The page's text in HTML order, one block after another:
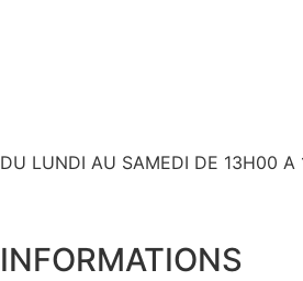
DU LUNDI AU SAMEDI DE 13H00 A
INFORMATIONS